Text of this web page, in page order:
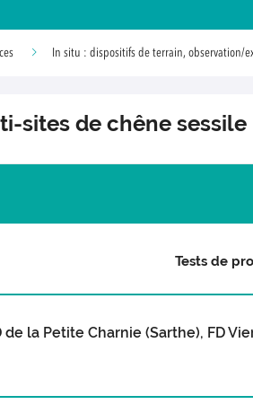
In situ : dispositifs de terrain, observation/
sites de chêne sessile
Tests de
de la Petite Charnie (Sarthe), FD